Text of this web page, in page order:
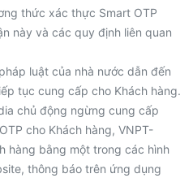
thức xác thực Smart OTP
này và các quy định liên quan
luật của nhà nước dẫn đến
tục cung cấp cho Khách hàng.
chủ động ngừng cung cấp
cho Khách hàng, VNPT-
hàng bằng một trong các hình
thông báo trên ứng dụng